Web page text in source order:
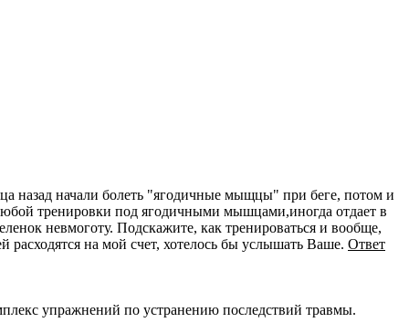
назад начали болеть "ягодичные мыщцы" при беге, потом и
тренировки под ягодичными мышцами,иногда отдает в
невмоготу. Подскажите, как тренироваться и вообще,
на мой счет, хотелось бы услышать Ваше. Ответ
упражнений по устранению последствий травмы.